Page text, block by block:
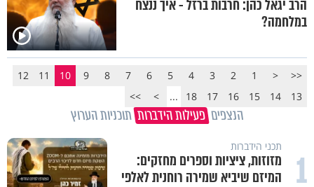
הרב יגאל כהן: חרבות ברזל - איך ננצח
במלחמה?
<<
<
1
2
3
4
5
6
7
8
9
10
11
12
13
14
15
16
17
18
...
>
>>
הנצפים פעילות הידברות תוכניות הערוץ
1 תכני הידברות
מזוזות, ציציות וספרים מחזקים:
המיזם שיביא שמירה רוחנית לאלפי